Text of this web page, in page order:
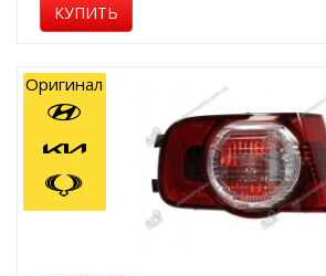
КУПИТЬ
Оригинал